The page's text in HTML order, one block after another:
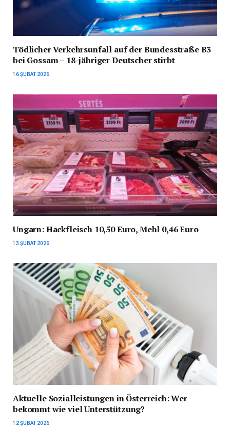
Tödlicher Verkehrsunfall auf der Bundesstraße B3
bei Gossam – 18-jähriger Deutscher stirbt
16 ŞUBAT 2026
Ungarn: Hackfleisch 10,50 Euro, Mehl 0,46 Euro
13 ŞUBAT 2026
Aktuelle Sozialleistungen in Österreich: Wer
bekommt wie viel Unterstützung?
12 ŞUBAT 2026